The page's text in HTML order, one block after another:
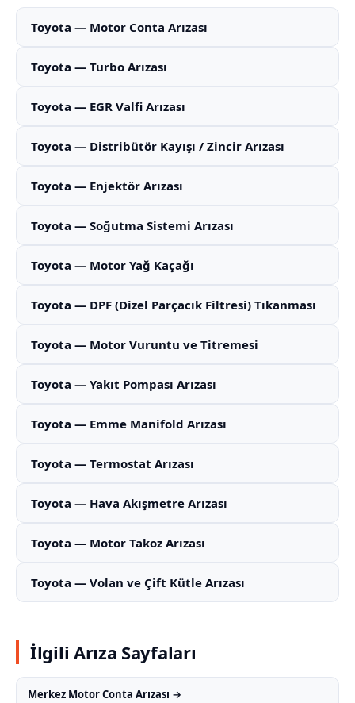
Toyota — Motor Conta Arızası
Toyota — Turbo Arızası
Toyota — EGR Valfi Arızası
Toyota — Distribütör Kayışı / Zincir Arızası
Toyota — Enjektör Arızası
Toyota — Soğutma Sistemi Arızası
Toyota — Motor Yağ Kaçağı
Toyota — DPF (Dizel Parçacık Filtresi) Tıkanması
Toyota — Motor Vuruntu ve Titremesi
Toyota — Yakıt Pompası Arızası
Toyota — Emme Manifold Arızası
Toyota — Termostat Arızası
Toyota — Hava Akışmetre Arızası
Toyota — Motor Takoz Arızası
Toyota — Volan ve Çift Kütle Arızası
İlgili Arıza Sayfaları
Merkez Motor Conta Arızası →